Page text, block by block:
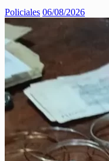
Policiales 06/08/2026